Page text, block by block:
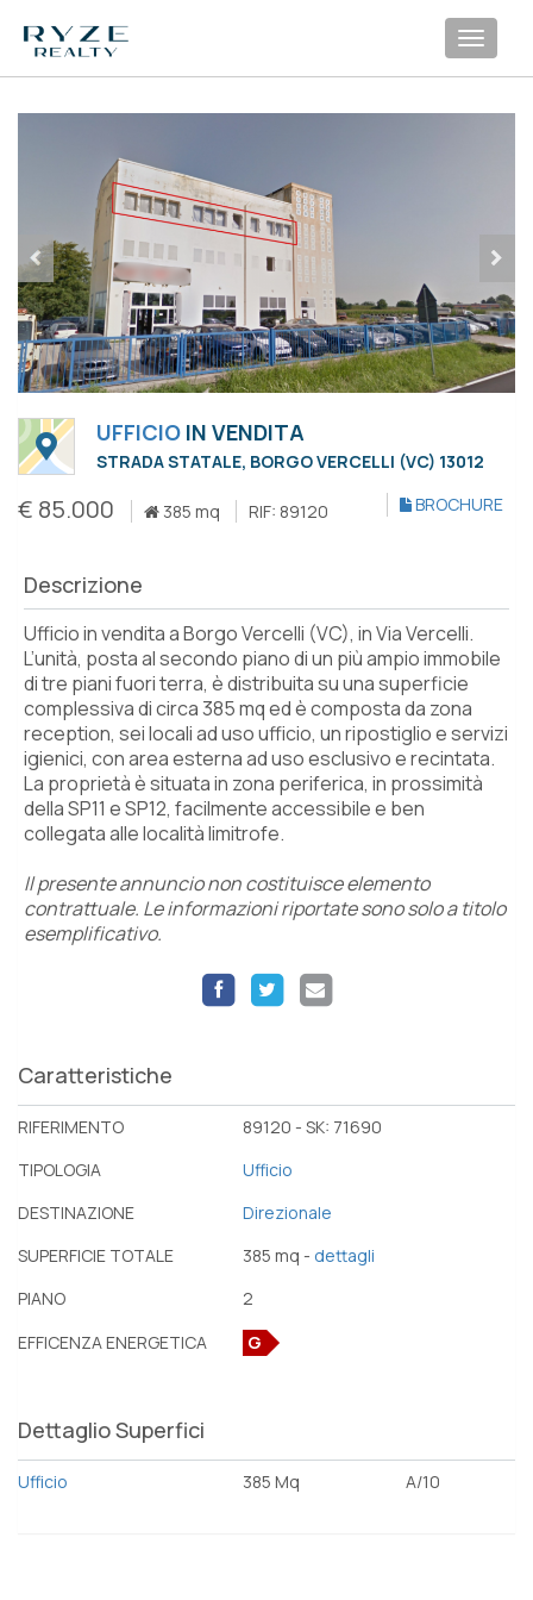
UFFICIO IN VENDITA
STRADA STATALE, BORGO VERCELLI (VC) 13012
€ 85.000 385 mq RIF: 89120 BROCHURE
Descrizione
Ufficio in vendita a Borgo Vercelli (VC), in Via Vercelli.
L’unità, posta al secondo piano di un più ampio immobile
di tre piani fuori terra, è distribuita su una superficie
complessiva di circa 385 mq ed è composta da zona
reception, sei locali ad uso ufficio, un ripostiglio e servizi
igienici, con area esterna ad uso esclusivo e recintata.
La proprietà è situata in zona periferica, in prossimità
della SP11 e SP12, facilmente accessibile e ben
collegata alle località limitrofe.
Il presente annuncio non costituisce elemento
contrattuale. Le informazioni riportate sono solo a titolo
esemplificativo.
Caratteristiche
RIFERIMENTO
89120 - SK: 71690
TIPOLOGIA
Ufficio
DESTINAZIONE
Direzionale
SUPERFICIE TOTALE
385 mq - dettagli
PIANO
2
EFFICENZA ENERGETICA
G
Dettaglio Superfici
Ufficio 385 Mq A/10